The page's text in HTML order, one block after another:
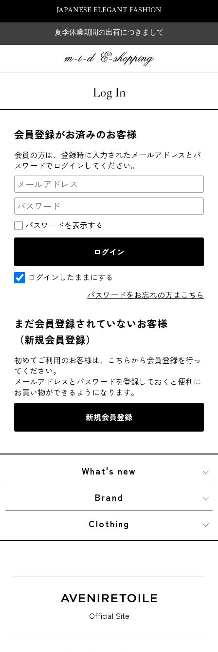
JAPANESE ELEGANT FASHION
夏季休業期間の出荷につきまして
Log In
会員登録がお済みのお客様
会員の方は、登録時に入力されたメールアドレスとパ
スワードでログインしてください。
パスワードを表示する
ログインしたままにする
パスワードをお忘れの方はこちら
まだ会員登録されていないお客様
（新規会員登録）
初めてご利用のお客様は、こちらから会員登録を行っ
てください。
メールアドレスとパスワードを登録しておくと便利に
お買い物ができるようになります。
What's new
Brand
Clothing
Official Site